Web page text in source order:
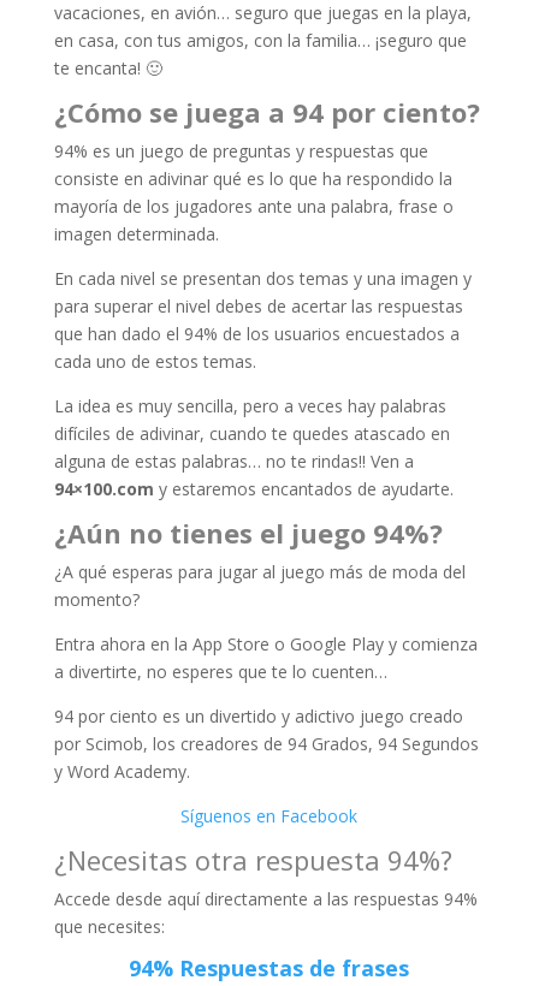
vacaciones, en avión… seguro que juegas en la playa,
en casa, con tus amigos, con la familia… ¡seguro que
te encanta! 🙂
¿Cómo se juega a 94 por ciento?
94% es un juego de preguntas y respuestas que
consiste en adivinar qué es lo que ha respondido la
mayoría de los jugadores ante una palabra, frase o
imagen determinada.
En cada nivel se presentan dos temas y una imagen y
para superar el nivel debes de acertar las respuestas
que han dado el 94% de los usuarios encuestados a
cada uno de estos temas.
La idea es muy sencilla, pero a veces hay palabras
difíciles de adivinar, cuando te quedes atascado en
alguna de estas palabras… no te rindas!! Ven a
94×100.com y estaremos encantados de ayudarte.
¿Aún no tienes el juego 94%?
¿A qué esperas para jugar al juego más de moda del
momento?
Entra ahora en la App Store o Google Play y comienza
a divertirte, no esperes que te lo cuenten…
94 por ciento es un divertido y adictivo juego creado
por Scimob, los creadores de 94 Grados, 94 Segundos
y Word Academy.
Síguenos en Facebook
¿Necesitas otra respuesta 94%?
Accede desde aquí directamente a las respuestas 94%
que necesites:
94% Respuestas de frases